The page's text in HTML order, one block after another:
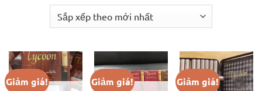
Giảm giá!
Giảm giá!
Giảm giá!